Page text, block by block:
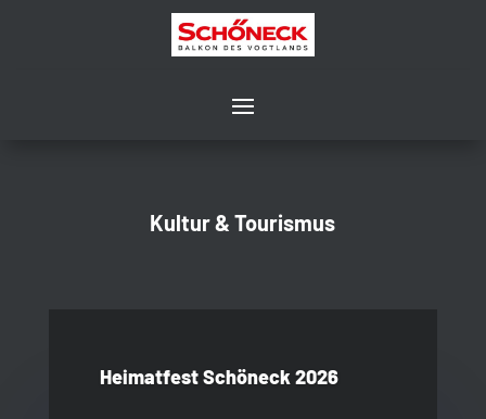
Kultur & Tourismus
Heimatfest Schöneck 2026